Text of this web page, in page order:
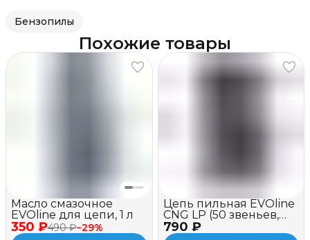
Бензопилы
Похожие товары
350 ₽490 ₽−29%
Масло смазочное
EVOline для цепи, 1 л
790 ₽
Цепь пильная EVOline
CNG LP (50 звеньев,
3/8", 1.3 мм, 14")